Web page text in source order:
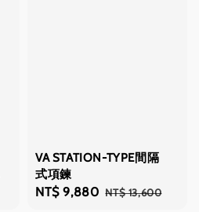
VA STATION-TYPE間隔
式項鍊
Sale
NT$ 9,880 Regular
NT$ 13,600